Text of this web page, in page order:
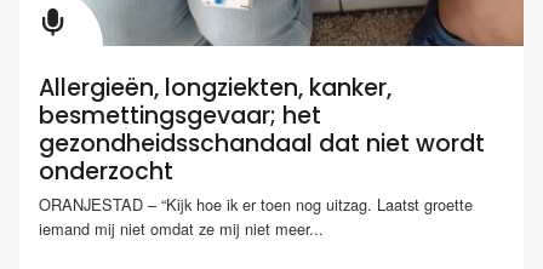
Allergieën, longziekten, kanker,
besmettingsgevaar; het
gezondheidsschandaal dat niet wordt
onderzocht
ORANJESTAD – “Kijk hoe ik er toen nog uitzag. Laatst groette
iemand mij niet omdat ze mij niet meer...